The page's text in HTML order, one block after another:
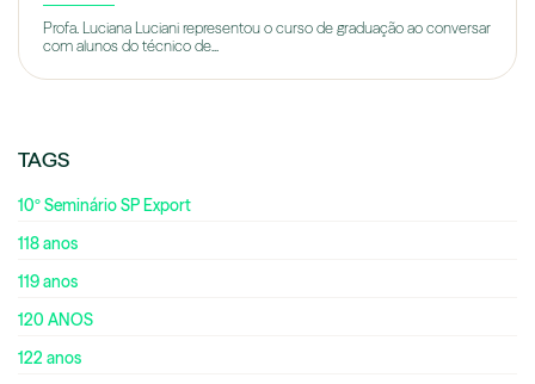
Profa. Luciana Luciani representou o curso de graduação ao conversar
com alunos do técnico de...
TAGS
10º Seminário SP Export
118 anos
119 anos
120 ANOS
122 anos